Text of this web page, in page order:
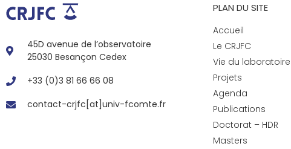
45D avenue de l’observatoire
25030 Besançon Cedex
+33 (0)3 81 66 66 08
contact-crjfc[at]univ-fcomte.fr
PLAN DU SITE
Accueil
Le CRJFC
Vie du laboratoire
Projets
Agenda
Publications
Doctorat – HDR
Masters